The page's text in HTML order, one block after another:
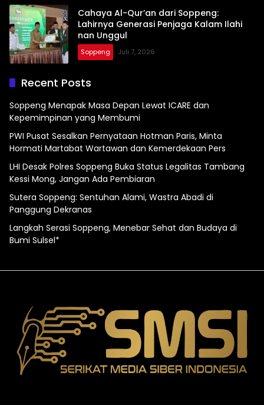
Cahaya Al-Qur’an dari Soppeng:
Lahirnya Generasi Penjaga Kalam Ilahi
nan Unggul
Soppeng Juli 7, 2026
Recent Posts
Soppeng Menapak Masa Depan Lewat ICARE dan
Kepemimpinan yang Membumi
PWI Pusat Sesalkan Pernyataan Hotman Paris, Minta
Hormati Martabat Wartawan dan Kemerdekaan Pers
LHI Desak Polres Soppeng Buka Status Legalitas Tambang
Kessi Mong, Jangan Ada Pembiaran
Sutera Soppeng: Sentuhan Alami, Wastra Abadi di
Panggung Dekranas
Langkah Serasi Soppeng, Menebar Sehat dan Budaya di
Bumi Sulsel*